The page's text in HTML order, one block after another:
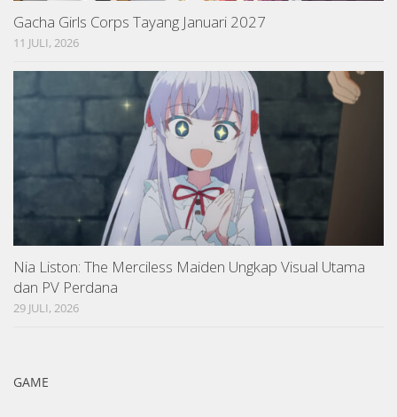
Gacha Girls Corps Tayang Januari 2027
11 JULI, 2026
Nia Liston: The Merciless Maiden Ungkap Visual Utama
dan PV Perdana
29 JULI, 2026
GAME